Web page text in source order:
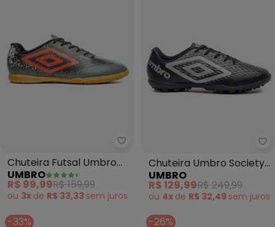
Umbro - Chuteira Futsal
Chuteira Futsal Umbro
Cosmic
(Grafite/Coral/Preto)
UMBRO
R$ 99,99R$ 159,99
ou 3x de R$ 33,33 sem juros
Chuteira Umbro Society
X-Diamond (Preta)
UMBRO
R$ 129,99R$ 249,99
ou 4x de R$ 32,49 sem juros
-33% -26%